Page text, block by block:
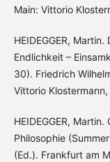
Main: Vittorio
HEIDEGGER,
Endlichkeit –
30). Friedrich
Vittorio
HEIDEGGER,
Philosophie
(Ed.). Frankfurt am